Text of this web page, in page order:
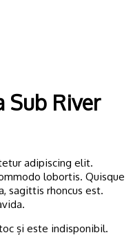
Sub River
adipiscing elit.
lobortis. Quisque
sagittis rhoncus est.
și este indisponibil.